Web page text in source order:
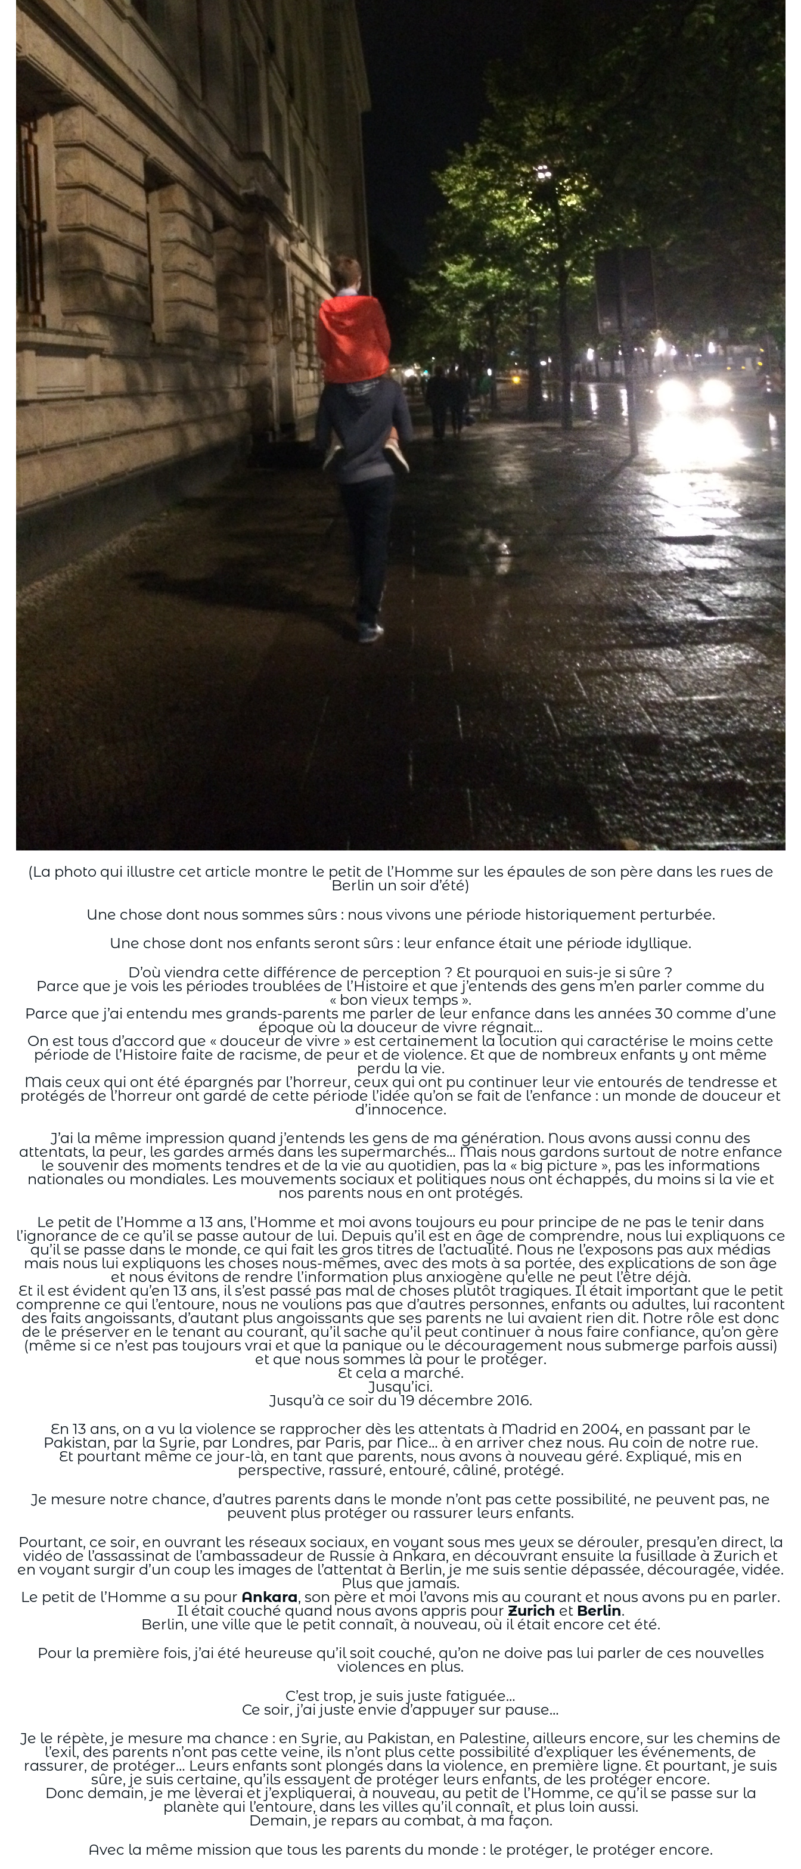
(La photo qui illustre cet article montre le petit de l’Homme sur les épaules de son père dans les rues de
Berlin un soir d’été)
Une chose dont nous sommes sûrs : nous vivons une période historiquement perturbée.
Une chose dont nos enfants seront sûrs : leur enfance était une période idyllique.
D’où viendra cette différence de perception ? Et pourquoi en suis-je si sûre ?
Parce que je vois les périodes troublées de l’Histoire et que j’entends des gens m’en parler comme du
« bon vieux temps ».
Parce que j’ai entendu mes grands-parents me parler de leur enfance dans les années 30 comme d’une
époque où la douceur de vivre régnait…
On est tous d’accord que « douceur de vivre » est certainement la locution qui caractérise le moins cette
période de l’Histoire faite de racisme, de peur et de violence. Et que de nombreux enfants y ont même
perdu la vie.
Mais ceux qui ont été épargnés par l’horreur, ceux qui ont pu continuer leur vie entourés de tendresse et
protégés de l’horreur ont gardé de cette période l’idée qu’on se fait de l’enfance : un monde de douceur et
d’innocence.
J’ai la même impression quand j’entends les gens de ma génération. Nous avons aussi connu des
attentats, la peur, les gardes armés dans les supermarchés… Mais nous gardons surtout de notre enfance
le souvenir des moments tendres et de la vie au quotidien, pas la « big picture », pas les informations
nationales ou mondiales. Les mouvements sociaux et politiques nous ont échappés, du moins si la vie et
nos parents nous en ont protégés.
Le petit de l’Homme a 13 ans, l’Homme et moi avons toujours eu pour principe de ne pas le tenir dans
l’ignorance de ce qu’il se passe autour de lui. Depuis qu’il est en âge de comprendre, nous lui expliquons ce
qu’il se passe dans le monde, ce qui fait les gros titres de l’actualité. Nous ne l’exposons pas aux médias
mais nous lui expliquons les choses nous-mêmes, avec des mots à sa portée, des explications de son âge
et nous évitons de rendre l’information plus anxiogène qu’elle ne peut l’être déjà.
Et il est évident qu’en 13 ans, il s’est passé pas mal de choses plutôt tragiques. Il était important que le petit
comprenne ce qui l’entoure, nous ne voulions pas que d’autres personnes, enfants ou adultes, lui racontent
des faits angoissants, d’autant plus angoissants que ses parents ne lui avaient rien dit. Notre rôle est donc
de le préserver en le tenant au courant, qu’il sache qu’il peut continuer à nous faire confiance, qu’on gère
(même si ce n’est pas toujours vrai et que la panique ou le découragement nous submerge parfois aussi)
et que nous sommes là pour le protéger.
Et cela a marché.
Jusqu’ici.
Jusqu’à ce soir du 19 décembre 2016.
En 13 ans, on a vu la violence se rapprocher dès les attentats à Madrid en 2004, en passant par le
Pakistan, par la Syrie, par Londres, par Paris, par Nice… à en arriver chez nous. Au coin de notre rue.
Et pourtant même ce jour-là, en tant que parents, nous avons à nouveau géré. Expliqué, mis en
perspective, rassuré, entouré, câliné, protégé.
Je mesure notre chance, d’autres parents dans le monde n’ont pas cette possibilité, ne peuvent pas, ne
peuvent plus protéger ou rassurer leurs enfants.
Pourtant, ce soir, en ouvrant les réseaux sociaux, en voyant sous mes yeux se dérouler, presqu’en direct, la
vidéo de l’assassinat de l’ambassadeur de Russie à Ankara, en découvrant ensuite la fusillade à Zurich et
en voyant surgir d’un coup les images de l’attentat à Berlin, je me suis sentie dépassée, découragée, vidée.
Plus que jamais.
Le petit de l’Homme a su pour Ankara, son père et moi l’avons mis au courant et nous avons pu en parler.
Il était couché quand nous avons appris pour Zurich et Berlin.
Berlin, une ville que le petit connaît, à nouveau, où il était encore cet été.
Pour la première fois, j’ai été heureuse qu’il soit couché, qu’on ne doive pas lui parler de ces nouvelles
violences en plus.
C’est trop, je suis juste fatiguée…
Ce soir, j’ai juste envie d’appuyer sur pause…
Je le répète, je mesure ma chance : en Syrie, au Pakistan, en Palestine, ailleurs encore, sur les chemins de
l’exil, des parents n’ont pas cette veine, ils n’ont plus cette possibilité d’expliquer les événements, de
rassurer, de protéger… Leurs enfants sont plongés dans la violence, en première ligne. Et pourtant, je suis
sûre, je suis certaine, qu’ils essayent de protéger leurs enfants, de les protéger encore.
Donc demain, je me lèverai et j’expliquerai, à nouveau, au petit de l’Homme, ce qu’il se passe sur la
planète qui l’entoure, dans les villes qu’il connaît, et plus loin aussi.
Demain, je repars au combat, à ma façon.
Avec la même mission que tous les parents du monde : le protéger, le protéger encore.